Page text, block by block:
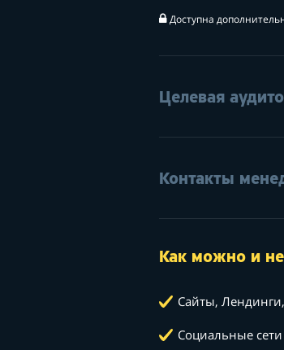
Доступна
Целевая
Контакты
Как можно и
Сайты,
Социальные сети